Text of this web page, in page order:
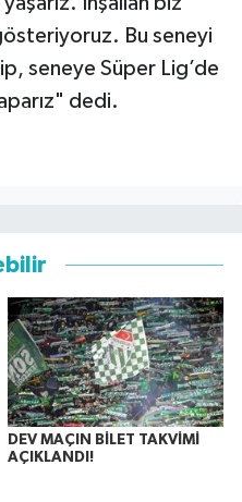
Bu seneyi
seneye Süper Lig’de
dedi.
DEV MAÇIN BİLET TAKVİMİ
AÇIKLANDI!